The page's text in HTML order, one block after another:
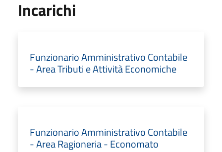
Incarichi
Funzionario Amministrativo Contabile
- Area Tributi e Attività Economiche
Funzionario Amministrativo Contabile
- Area Ragioneria - Economato